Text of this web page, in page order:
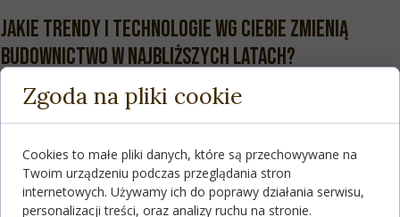
Jakie trendy i technologie wg Ciebie zmienią
budownictwo w najbliższych latach?
Myślę, że w najbliższych latach budownictwo zmieni się w
Po pierwsze będzie to coraz większe wykorzystywanie
inteligentnych systemów detekcji i gaszenia pożarów.
Zgoda na pliki cookie
Cookies to małe pliki danych, które są przechowywane na
Twoim urządzeniu podczas przeglądania stron
internetowych. Używamy ich do poprawy działania serwisu,
personalizacji treści, oraz analizy ruchu na stronie.